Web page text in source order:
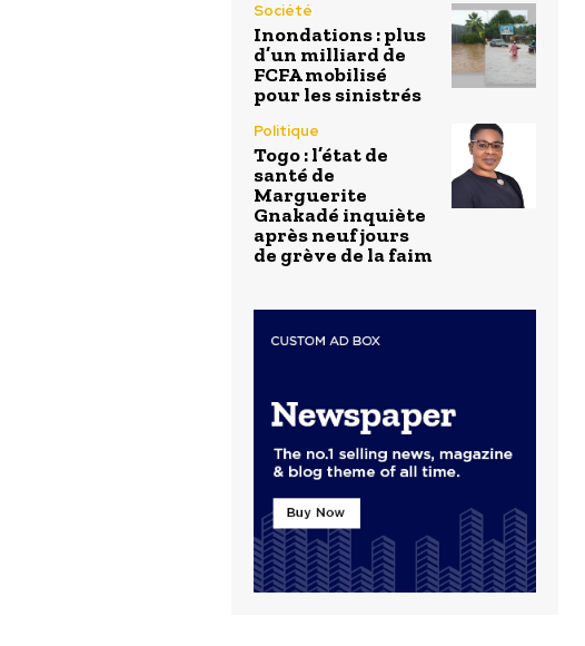
Société
Inondations : plus
d’un milliard de
FCFA mobilisé
pour les sinistrés
Politique
Togo : l’état de
santé de
Marguerite
Gnakadé inquiète
après neuf jours
de grève de la faim